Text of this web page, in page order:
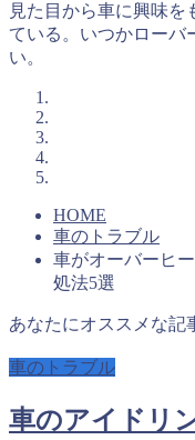
見た目から車に興味を
ている。いつかローバ
い。
HOME
車のトラブル
車がオーバーヒ
処法5選
あなたにオススメな記
車のトラブル
車のアイドリ